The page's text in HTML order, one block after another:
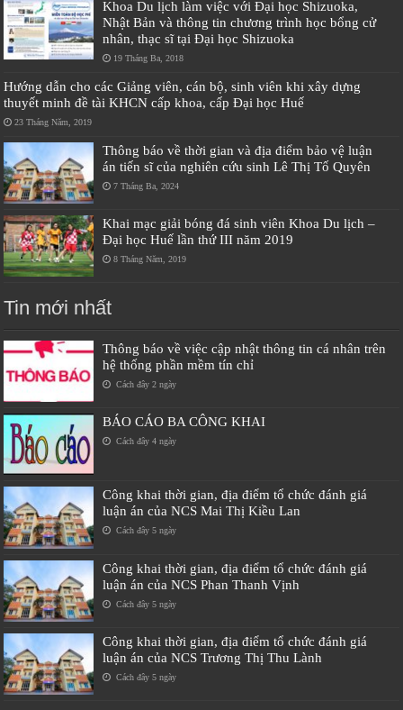
Khoa Du lịch làm việc với Đại học Shizuoka,
Nhật Bản và thông tin chương trình học bổng cử
nhân, thạc sĩ tại Đại học Shizuoka
19 Tháng Ba, 2018
Hướng dẫn cho các Giảng viên, cán bộ, sinh viên khi xây dựng
thuyết minh đề tài KHCN cấp khoa, cấp Đại học Huế
23 Tháng Năm, 2019
Thông báo về thời gian và địa điểm bảo vệ luận
án tiến sĩ của nghiên cứu sinh Lê Thị Tố Quyên
7 Tháng Ba, 2024
Khai mạc giải bóng đá sinh viên Khoa Du lịch –
Đại học Huế lần thứ III năm 2019
8 Tháng Năm, 2019
Tin mới nhất
Thông báo về việc cập nhật thông tin cá nhân trên
hệ thống phần mềm tín chỉ
Cách đây 2 ngày
BÁO CÁO BA CÔNG KHAI
Cách đây 4 ngày
Công khai thời gian, địa điểm tổ chức đánh giá
luận án của NCS Mai Thị Kiều Lan
Cách đây 5 ngày
Công khai thời gian, địa điểm tổ chức đánh giá
luận án của NCS Phan Thanh Vịnh
Cách đây 5 ngày
Công khai thời gian, địa điểm tổ chức đánh giá
luận án của NCS Trương Thị Thu Lành
Cách đây 5 ngày